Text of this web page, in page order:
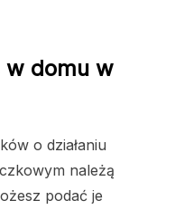
w domu w
o działaniu
należą
podać je